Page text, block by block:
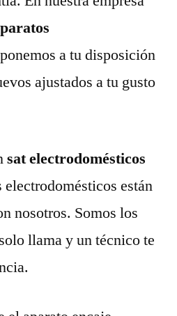
ponemos a tu disposición
ajustados a tu gusto
sat electrodomésticos
electrodomésticos están
nosotros. Somos los
llama y un técnico te